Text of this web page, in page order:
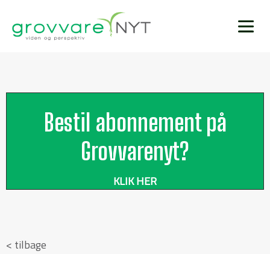
Bestil abonnement på
Grovvarenyt?
KLIK HER
< tilbage